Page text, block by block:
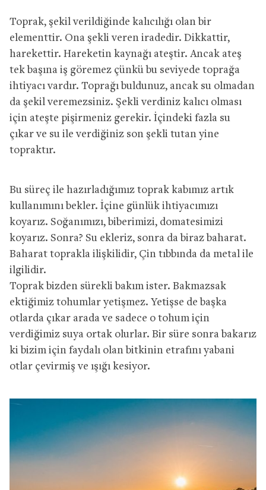
Toprak, şekil verildiğinde kalıcılığı olan bir
elementtir. Ona şekli veren iradedir. Dikkattir,
harekettir. Hareketin kaynağı ateştir. Ancak ateş
tek başına iş göremez çünkü bu seviyede toprağa
ihtiyacı vardır. Toprağı buldunuz, ancak su olmadan
da şekil veremezsiniz. Şekli verdiniz kalıcı olması
için ateşte pişirmeniz gerekir. İçindeki fazla su
çıkar ve su ile verdiğiniz son şekli tutan yine
topraktır.
Bu süreç ile hazırladığımız toprak kabımız artık
kullanımını bekler. İçine günlük ihtiyacımızı
koyarız. Soğanımızı, biberimizi, domatesimizi
koyarız. Sonra? Su ekleriz, sonra da biraz baharat.
Baharat toprakla ilişkilidir, Çin tıbbında da metal ile
ilgilidir.
Toprak bizden sürekli bakım ister. Bakmazsak
ektiğimiz tohumlar yetişmez. Yetişse de başka
otlarda çıkar arada ve sadece o tohum için
verdiğimiz suya ortak olurlar. Bir süre sonra bakarız
ki bizim için faydalı olan bitkinin etrafını yabani
otlar çevirmiş ve ışığı kesiyor.